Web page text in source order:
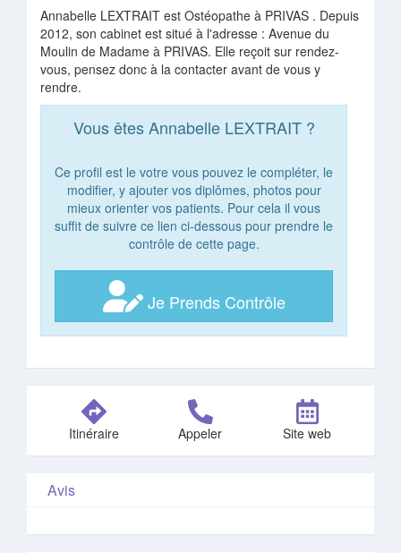
Annabelle LEXTRAIT est Ostéopathe à PRIVAS . Depuis
2012, son cabinet est situé à l'adresse : Avenue du
Moulin de Madame à PRIVAS. Elle reçoit sur rendez-
vous, pensez donc à la contacter avant de vous y
rendre.
Vous êtes Annabelle LEXTRAIT ?
Ce profil est le votre vous pouvez le compléter, le
modifier, y ajouter vos diplômes, photos pour
mieux orienter vos patients. Pour cela il vous
suffit de suivre ce lien ci-dessous pour prendre le
contrôle de cette page.
Je Prends Contrôle
Itinéraire Appeler Site web
Avis